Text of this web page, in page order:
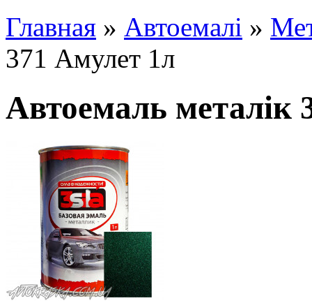
Главная » Автоемалі »
371 Амулет 1л
Автоемаль металік